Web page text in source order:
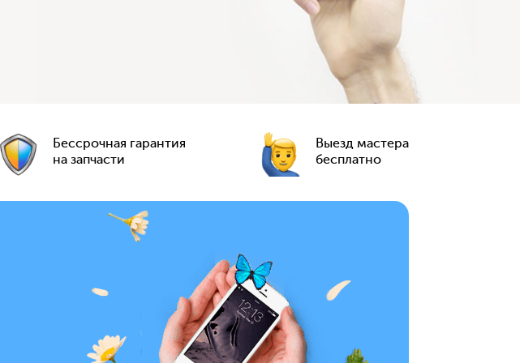
Бессрочная гарантия
на запчасти
Выезд мастера
бесплатно